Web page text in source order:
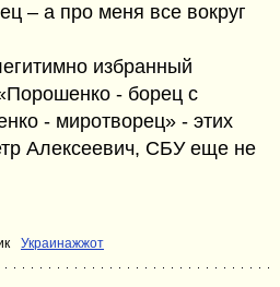
– а про меня все вокруг
избранный
- борец с
- миротворец» - этих
Алексеевич, СБУ еще не
Украинажжот